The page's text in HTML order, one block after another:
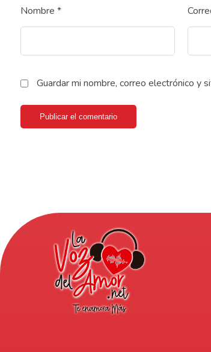
Nombre *
Guardar mi nombre, correo electrónico y
Publicar el comentario